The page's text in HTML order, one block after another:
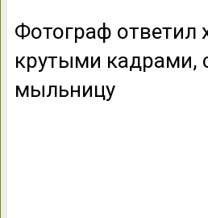
Фотограф ответил
крутыми кадрами,
мыльницу